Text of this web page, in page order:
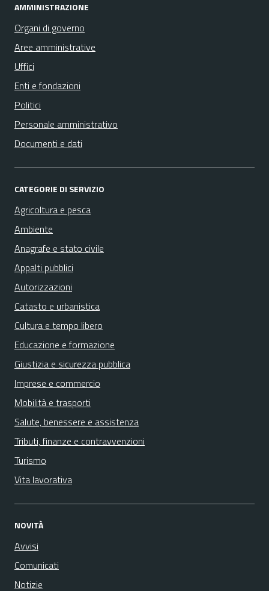
AMMINISTRAZIONE
Organi di governo
Aree amministrative
Uffici
Enti e fondazioni
Politici
Personale amministrativo
Documenti e dati
CATEGORIE DI SERVIZIO
Agricoltura e pesca
Ambiente
Anagrafe e stato civile
Appalti pubblici
Autorizzazioni
Catasto e urbanistica
Cultura e tempo libero
Educazione e formazione
Giustizia e sicurezza pubblica
Imprese e commercio
Mobilità e trasporti
Salute, benessere e assistenza
Tributi, finanze e contravvenzioni
Turismo
Vita lavorativa
NOVITÀ
Avvisi
Comunicati
Notizie